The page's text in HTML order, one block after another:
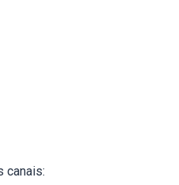
canais: